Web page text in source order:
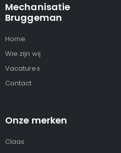
Mechanisatie
Bruggeman
Home
Wie zijn wij
Vacatures
Contact
Onze merken
Claas